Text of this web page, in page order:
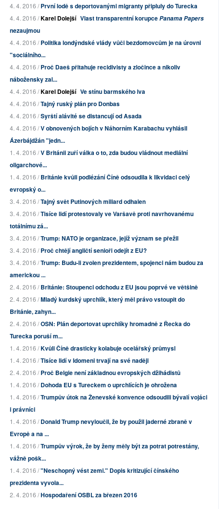
4. 4. 2016 /První lodě s deportovanými migranty připluly do Turecka
4. 4. 2016 /Karel Dolejší Vlast transparentní korupcePanama Papers
nezaujmou
4. 4. 2016 /Politika londýndské vlády vůči bezdomovcům je na úrovni
"sociálního...
4. 4. 2016 /Proč Daeš přitahuje recidivisty a zločince a nikoliv
nábožensky zal...
4. 4. 2016 /Karel Dolejší Ve stínu barmského lva
4. 4. 2016 /Tajný ruský plán pro Donbas
4. 4. 2016 /Syrští alávité se distancují od Asada
4. 4. 2016 /V obnovených bojích v Náhorním Karabachu vyhlásil
Ázerbájdžán "jedn...
1. 4. 2016 /V Británii zuří válka o to, zda budou vládnout mediální
oligarchové...
1. 4. 2016 /Británie kvůli podlézání Číně odsoudila k likvidaci celý
evropský o...
3. 4. 2016 /Tajný svět Putinových miliard odhalen
3. 4. 2016 /Tisíce lidí protestovaly ve Varšavě proti navrhovanému
totálnímu zá...
3. 4. 2016 /Trump: NATO je organizace, jejíž význam se přežil
3. 4. 2016 /Proč chtějí angličtí senioři odejít z EU?
3. 4. 2016 /Trump: Budu-li zvolen prezidentem, spojenci nám budou za
americkou ...
2. 4. 2016 /Británie: Stoupenci odchodu z EU jsou poprvé ve většině
2. 4. 2016 /Mladý kurdský uprchlík, který měl právo vstoupit do
Británie, zahyn...
2. 4. 2016 /OSN: Plán deportovat uprchlíky hromadně z Řecka do
Turecka poruší m...
1. 4. 2016 /Kvůli Číně drasticky kolabuje ocelářský průmysl
1. 4. 2016 /Tisíce lidí v Idomeni trvají na své naději
2. 4. 2016 /Proč Belgie není základnou evropských džihádistů
1. 4. 2016 /Dohoda EU s Tureckem o uprchlících je ohrožena
1. 4. 2016 /Trumpův útok na Ženevské konvence odsoudili bývalí vojáci
i právníci
1. 4. 2016 /Donald Trump nevyloučil, že by použil jaderné zbraně v
Evropě a na ...
1. 4. 2016 /Trumpův výrok, že by ženy měly být za potrat potrestány,
vážně pošk...
1. 4. 2016 /"Neschopný vést zemi." Dopis kritizující čínského
prezidenta vyvola...
2. 4. 2016 /Hospodaření OSBL za březen 2016